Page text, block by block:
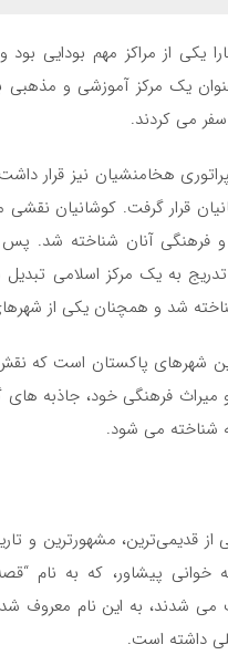
یکی از مراکز مهم بودایی
یک مرکز آموزشی و مذهبی
می ‌کردند.
هخامنشیان نیز قرار
قرار گرفت. کوشانیان
فرهنگی آنان شناخته شد. پس
شد و همچنان یکی از
شهرهای پاکستان است که
میراث فرهنگی خود، جاذبه
شناخته می‌ شود.
از قدیمی‌ترین، مشهورترین و
خوانی پیشاور، که به نام
می ‌شدند، به این نام معروف
داشته است.